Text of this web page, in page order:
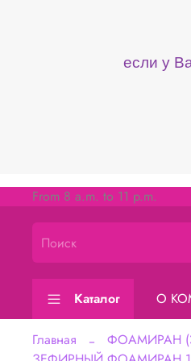
если у
From 8 a.m. to 11 p.m.
Каталог О
Главная
ФОАМИРАН